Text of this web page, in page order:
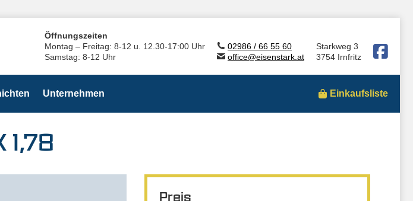
Öffnungszeiten
Montag – Freitag: 8-12 u. 12.30-17:00 Uhr
Samstag: 8-12 Uhr
02986 / 66 55 60
office@eisenstark.at
Starkweg 3
3754 Irnfritz
Unternehmen Einkaufsliste
1,78
Preis